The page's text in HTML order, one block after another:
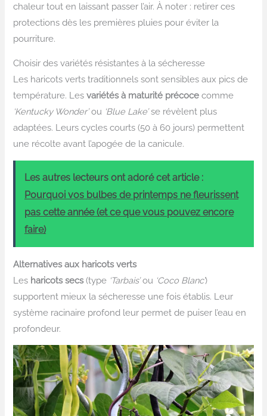
chaleur tout en laissant passer l’air. À noter : retirer ces
protections dès les premières pluies pour éviter la
pourriture.
Choisir des variétés résistantes à la sécheresse
Les haricots verts traditionnels sont sensibles aux pics de
température. Lesvariétés à maturité précoce comme
‘Kentucky Wonder’ou ‘Blue Lake’se révèlent plus
adaptées. Leurs cycles courts (50 à 60 jours) permettent
une récolte avant l’apogée de la canicule.
Les autres lecteurs ont adoré cet article :
Pourquoi vos bulbes de printemps ne fleurissent
pas cette année (et ce que vous pouvez encore
faire)
Alternatives aux haricots verts
Les haricots secs(type ‘Tarbais’ou ‘Coco Blanc’)
supportent mieux la sécheresse une fois établis. Leur
système racinaire profond leur permet de puiser l’eau en
profondeur.